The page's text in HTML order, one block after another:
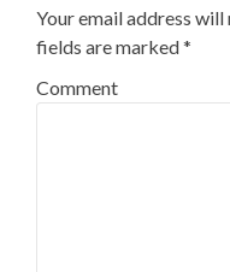
Your email address
fields are marked*
Comment